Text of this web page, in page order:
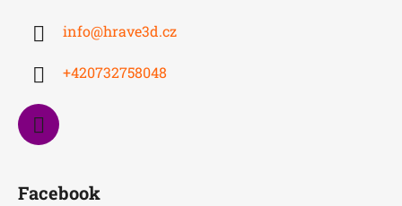
info@hrave3d.cz
+420732758048
Facebook